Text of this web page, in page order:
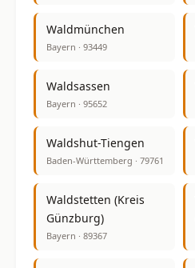
Waldmünchen
Bayern · 93449
Waldsassen
Bayern · 95652
Waldshut-Tiengen
Baden-Württemberg · 79761
Waldstetten (Kreis
Günzburg)
Bayern · 89367